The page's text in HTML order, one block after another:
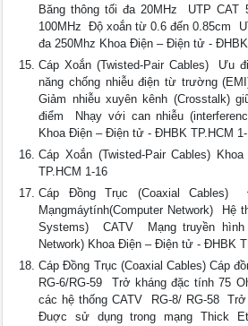
Băng thông tối đa 20MHz  UTP CAT
100MHz  Độ xoắn từ 0.6 đến 0.85cm 
đa 250Mhz Khoa Điện – Điện tử -
Cáp Xoắn (Twisted-Pair Cables)  Ưu
năng chống nhiễu điện từ trường
Giảm nhiễu xuyên kênh (Crosstalk)
điểm  Nhạy với can nhiễu
Khoa Điện – Điện tử - ĐHBK TP.HCM
Cáp Xoắn (Twisted-Pair Cables)
TP.HCM 1-16
Cáp Đồng Trục (Coaxial Cables) 
Mạngmáytính(Computer Network) 
Systems)  CATV  Mạng truyền
Network) Khoa Điện – Điện tử - ĐHBK
Cáp Đồng Trục (Coaxial Cables) Cáp
RG-6/RG-59  Trở kháng đặc tính 75
các hệ thống CATV  RG-8/ RG-58 
Đuợc sử dụng trong mạng Thick